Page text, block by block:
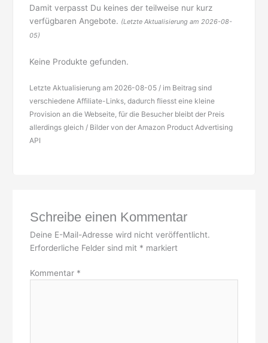
Damit verpasst Du keines der teilweise nur kurz
verfügbaren Angebote. (Letzte Aktualisierung am 2026-08-
05)
Keine Produkte gefunden.
Letzte Aktualisierung am 2026-08-05 / im Beitrag sind
verschiedene Affiliate-Links, dadurch fliesst eine kleine
Provision an die Webseite, für die Besucher bleibt der Preis
allerdings gleich / Bilder von der Amazon Product Advertising
API
Schreibe einen Kommentar
Deine E-Mail-Adresse wird nicht veröffentlicht.
Erforderliche Felder sind mit * markiert
Kommentar *